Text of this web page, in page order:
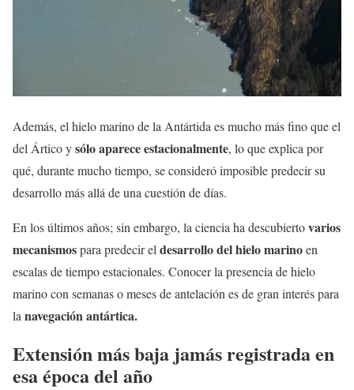
Además, el hielo marino de la Antártida es mucho más fino que el
del Ártico ysólo aparece estacionalmente, lo que explica por
qué, durante mucho tiempo, se consideró imposible predecir su
desarrollo más allá de una cuestión de días.
En los últimos años; sin embargo, la ciencia ha descubiertovarios
mecanismospara predecir el desarrollo del hielo marinoen
escalas de tiempo estacionales. Conocer la presencia de hielo
marino con semanas o meses de antelación es de gran interés para
la navegación antártica.
Extensión más baja jamás registrada en
esa época del año